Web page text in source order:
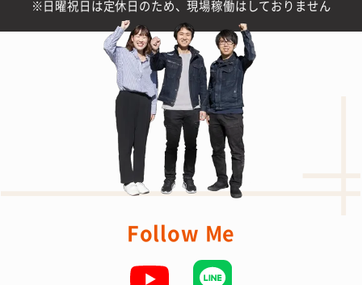
日曜祝日は定休日のため、現場稼働はしておりません
Follow Me